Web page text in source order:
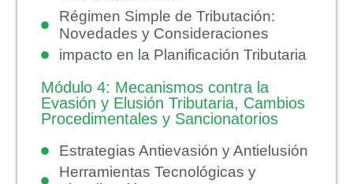
Régimen Simple de Tributación:
Novedades y Consideraciones
impacto en la Planificación Tributaria
Módulo 4: Mecanismos contra la
Evasión y Elusión Tributaria, Cambios
Procedimentales y Sancionatorios
Estrategias Antievasión y Antielusión
Herramientas Tecnológicas y